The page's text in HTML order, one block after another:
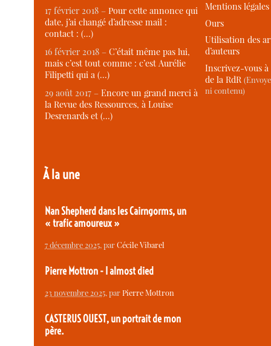
17 février 2018 –Pour cette annonce qui
date, j’ai changé d’adresse mail :
contact : (…)
16 février 2018 –C’était même pas lui,
mais c’est tout comme : c’est Aurélie
Filipetti qui a (…)
29 août 2017 –Encore un grand merci à
la Revue des Ressources, à Louise
Desrenards et (…)
À la une
Nan Shepherd dans les Cairngorms, un
« trafic amoureux »
7 décembre 2025, parCécile Vibarel
Pierre Mottron - I almost died
23 novembre 2025, parPierre Mottron
CASTERUS OUEST, un portrait de mon
père.
Mentions légales
Ours
Utilisation des
d’auteurs
Inscrivez-vous
de la RdR
ni contenu)